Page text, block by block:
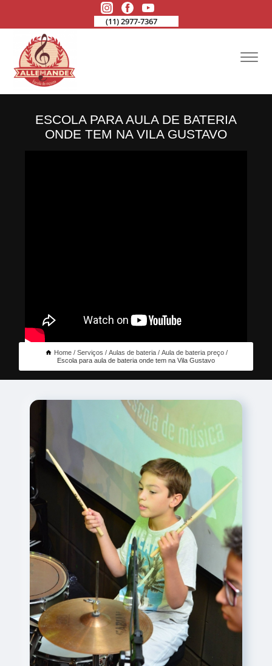
(11) 2977-7367
ESCOLA PARA AULA DE BATERIA
ONDE TEM NA VILA GUSTAVO
Home Serviços Aulas de bateria
Aula de bateria preço
Escola para aula de bateria onde tem na Vila Gustavo